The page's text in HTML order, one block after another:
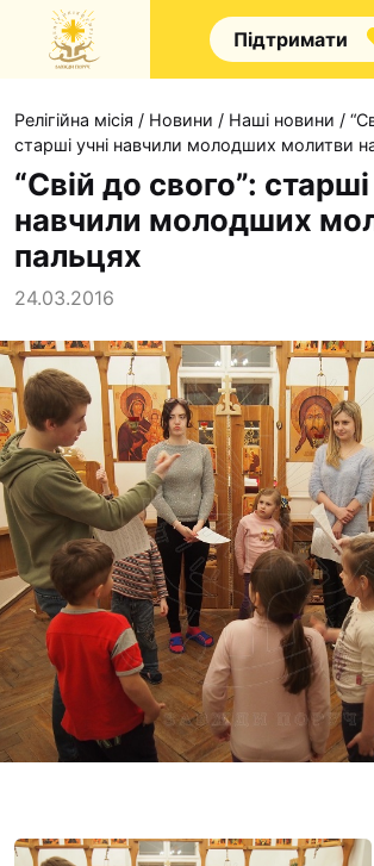
Підтримати
Про
Релігійна місія / Новини / Наші новини /
старші учні навчили молодших молитви
“Свій до свого”: старші
навчили молодших
пальцях
24.03.2016